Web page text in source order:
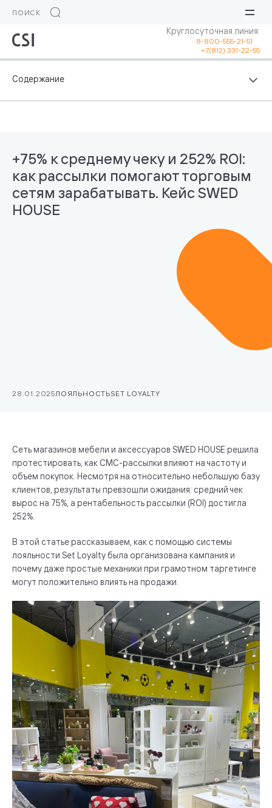
Круглосуточная линия:
8-800-555-21-51
+7(812) 331-22-55
+75% к среднему чеку и 252% ROI:
как рассылки помогают торговым
сетям зарабатывать. Кейс SWED
HOUSE
28.01.2025ЛОЯЛЬНОСТЬSET LOYALTY
Сеть магазинов мебели и аксессуаров SWED HOUSE решила
протестировать, как СМС-рассылки влияют на частоту и
объем покупок. Несмотря на относительно небольшую базу
клиентов, результаты превзошли ожидания: средний чек
вырос на 75%, а рентабельность рассылки (ROI) достигла
252%.
В этой статье рассказываем, как с помощью системы
лояльности Set Loyalty была организована кампания и
почему даже простые механики при грамотном таргетинге
могут положительно влиять на продажи.